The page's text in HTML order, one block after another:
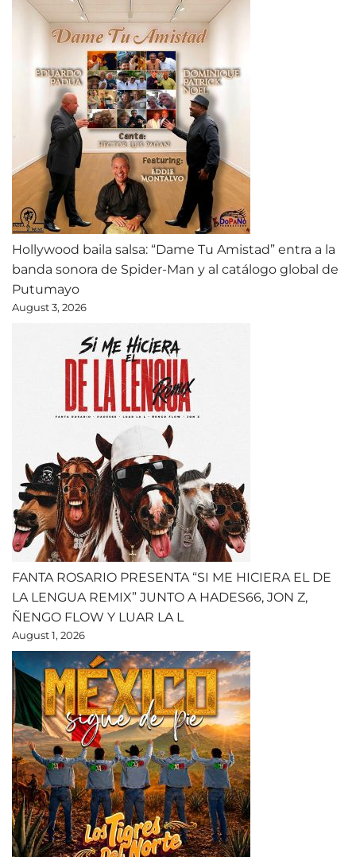
Hollywood baila salsa: “Dame Tu Amistad” entra a la
banda sonora de Spider-Man y al catálogo global de
Putumayo
August 3, 2026
FANTA ROSARIO PRESENTA “SI ME HICIERA EL DE
LA LENGUA REMIX” JUNTO A HADES66, JON Z,
ÑENGO FLOW Y LUAR LA L
August 1, 2026